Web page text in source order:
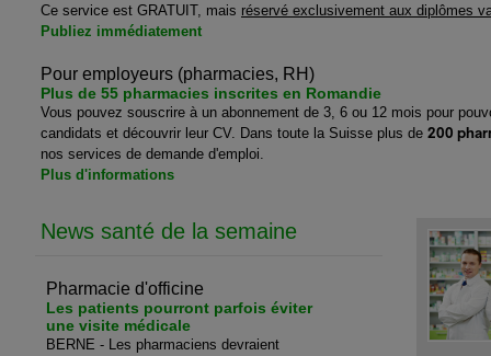
Ce service est GRATUIT, mais réservé exclusivement aux diplômes
Publiez immédiatement
Pour employeurs (pharmacies, RH)
Plus de 55 pharmacies inscrites en Romandie
Vous pouvez souscrire à un abonnement de 3, 6 ou 12 mois pour
candidats et découvrir leur CV. Dans toute la Suisse plus de 200
nos services de demande d'emploi.
Plus d'informations
News santé de la semaine
Pharmacie d'officine
Les patients pourront parfois éviter
une visite médicale
BERNE - Les pharmaciens devraient